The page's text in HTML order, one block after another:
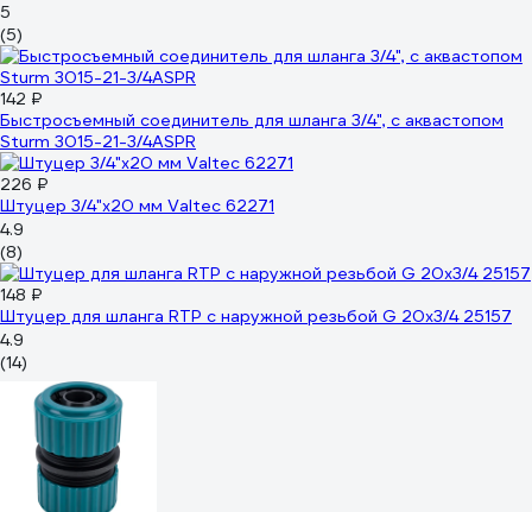
5
(5)
142 ₽
Быстросъемный соединитель для шланга 3/4", с аквастопом
Sturm 3015-21-3/4ASPR
226 ₽
Штуцер 3/4"х20 мм Valtec 62271
4.9
(8)
148 ₽
Штуцер для шланга RTP с наружной резьбой G 20х3/4 25157
4.9
(14)